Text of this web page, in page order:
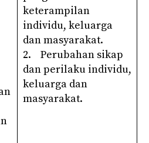
keterampilan
individu, keluarga
dan masyarakat.
2. Perubahan sikap
dan perilaku individu,
keluarga dan
masyarakat.